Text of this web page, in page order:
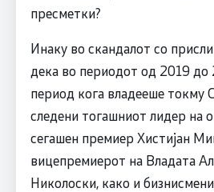
пресметки?
Инаку во скандалот со
дека во периодот од 2019 до
период кога владееше
следени тогашниот лидер на
сегашен премиер Хистијан
вицепремиерот на Владата
Николоски, како и